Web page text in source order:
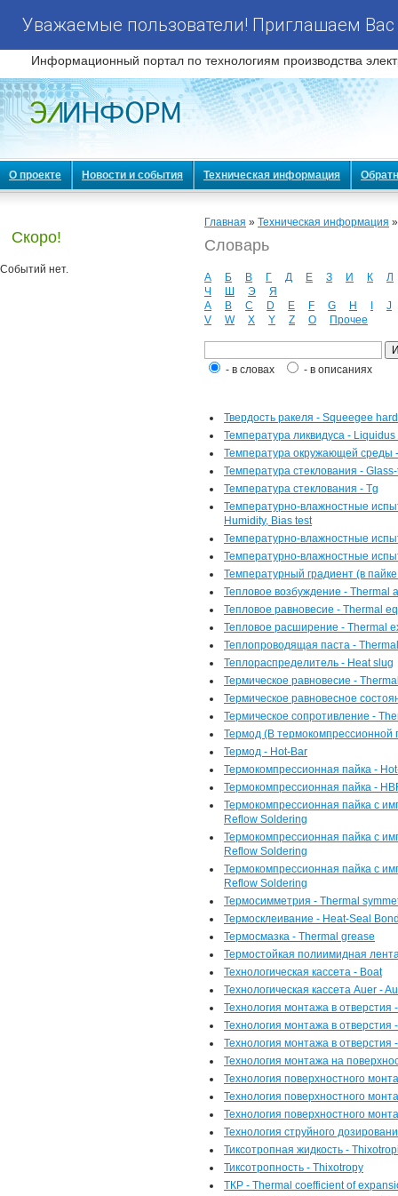
Уважаемые пользователи! Приглашаем
Информационный портал по технологиям производства
О проекте Новости и события Техническая информация
Скоро!
Событий нет.
Главная » Техническая информация
Словарь
А Б В Г Д Е З И К
Л
Ч
Ш Э
Я
A
B C D E F G H
J
V
W X Y Z О Прочее
- в словах - в описаниях
Твердость ракеля - Squeegee
Температура ликвидуса -
Температура окружающей среды
Температура стеклования -
Температура стеклования - Tg
Температурно-влажностные
Humidity, Bias test
Температурно-влажностные
Температурно-влажностные
Температурный градиент (в
Тепловое возбуждение - Thermal
Тепловое равновесие - Thermal
Тепловое расширение - Thermal
Теплопроводящая паста -
Теплораспределитель - Heat slug
Термическое равновесие -
Термическое равновесное
Термическое сопротивление -
Термод (В термокомпрессионной
Термод - Hot-Bar
Термокомпрессионная пайка -
Термокомпрессионная пайка -
Термокомпрессионная пайка с
Reflow Soldering
Термокомпрессионная пайка с
Reflow Soldering
Термокомпрессионная пайка с
Reflow Soldering
Термосимметрия - Thermal
Термосклеивание - Heat-Seal
Термосмазка - Thermal grease
Термостойкая полиимидная
Технологическая кассета - Boat
Технологическая кассета Auer -
Технология монтажа в
Технология монтажа в отверстия
Технология монтажа в отверстия
Технология монтажа на
Технология поверхностного
Технология поверхностного
Технология поверхностного
Технология струйного
Тиксотропная жидкость -
Тиксотропность - Thixotropy
ТКР - Thermal coefficient of